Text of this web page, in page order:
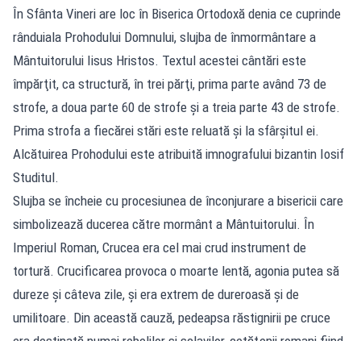
În Sfânta Vineri are loc în Biserica Ortodoxă denia ce cuprinde
rânduiala Prohodului Domnului, slujba de înmormântare a
Mântuitorului Iisus Hristos. Textul acestei cântări este
împărţit, ca structură, în trei părţi, prima parte având 73 de
strofe, a doua parte 60 de strofe şi a treia parte 43 de strofe.
Prima strofa a fiecărei stări este reluată şi la sfârşitul ei.
Alcătuirea Prohodului este atribuită imnografului bizantin Iosif
Studitul.
Slujba se încheie cu procesiunea de înconjurare a bisericii care
simbolizează ducerea către mormânt a Mântuitorului. În
Imperiul Roman, Crucea era cel mai crud instrument de
tortură. Crucificarea provoca o moarte lentă, agonia putea să
dureze şi câteva zile, şi era extrem de dureroasă şi de
umilitoare. Din această cauză, pedeapsa răstignirii pe cruce